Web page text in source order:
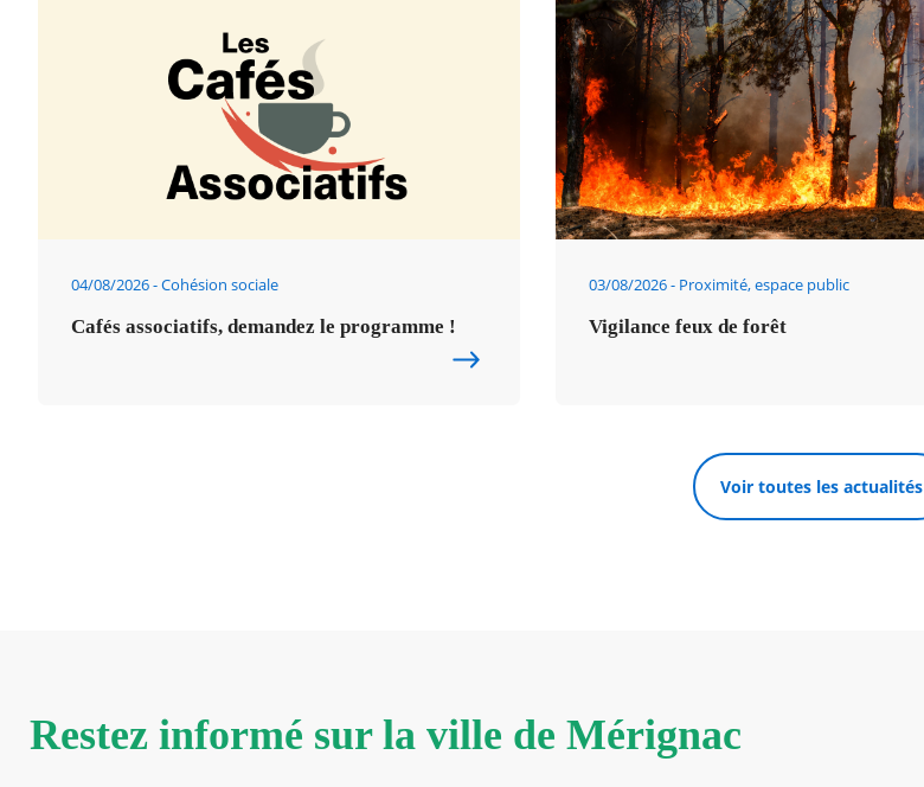
04/08/2026 Cohésion sociale
Cafés associatifs, demandez le programme !
03/08/2026 Proximité, espace public
Vigilance feux de forêt
Voir toutes les actualités
Restez informé sur la ville de Mérignac